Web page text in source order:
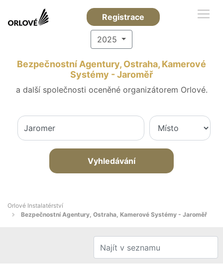
Registrace
2025
Bezpečnostní Agentury, Ostraha, Kamerové
Systémy - Jaroměř
a další společnosti oceněné organizátorem Orlové.
Vyhledávání
Orlové Instalatérství
Bezpečnostní Agentury, Ostraha, Kamerové Systémy - Jaroměř